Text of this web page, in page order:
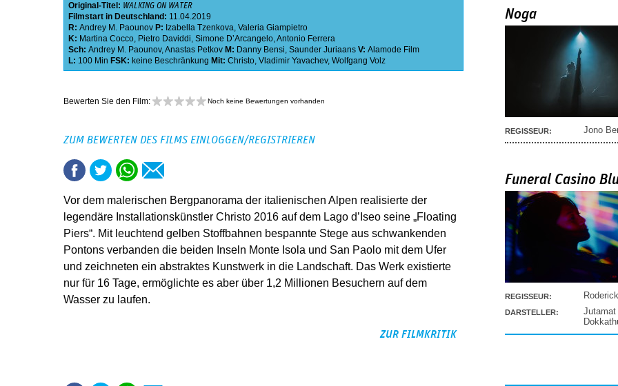
Original-Titel: WALKING ON WATER
Filmstart in Deutschland: 11.04.2019
R: Andrey M. Paounov P: Izabella Tzenkova, Valeria Giampietro
K: Martina Cocco, Pietro Daviddi, Simone DʼArcangelo,Antonio Ferrera
Sch: Andrey M. Paounov,Anastas Petkov M: Danny Bensi, Saunder Juriaans V: Alamode Film
L: 100 Min FSK: keine Beschränkung Mit: Christo, Vladimir Yavachev, Wolfgang Volz
Bewerten Sie den Film: Noch keine Bewertungen vorhanden
ZUM BEWERTEN DES FILMS EINLOGGEN/REGISTRIEREN
Vor dem malerischen Bergpanorama der italienischen Alpen realisierte der
legendäre Installationskünstler Christo 2016 auf dem Lago d’Iseo seine „Floating
Piers“. Mit leuchtend gelben Stoffbahnen bespannte Stege aus schwankenden
Pontons verbanden die beiden Inseln Monte Isola und San Paolo mit dem Ufer
und zeichneten ein abstraktes Kunstwerk in die Landschaft. Das Werk existierte
nur für 16 Tage, ermöglichte es aber über 1,2 Millionen Besuchern auf dem
Wasser zu laufen.
ZUR FILMKRITIK
Noga
REGISSEUR: Jono
Funeral Casino
REGISSEUR:
DARSTELLER: Jutamat